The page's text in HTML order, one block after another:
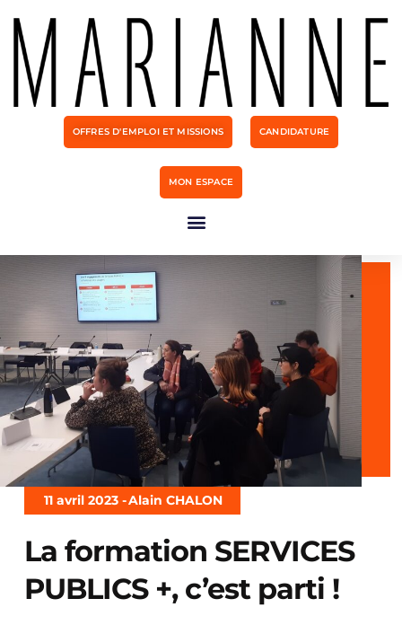
OFFRES D'EMPLOI ET MISSIONS CANDIDATURE
MON ESPACE
11 avril 2023 -Alain CHALON
La formation SERVICES
PUBLICS +, c’est parti !